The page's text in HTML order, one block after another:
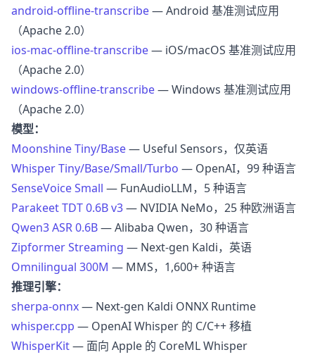
android-offline-transcribe— Android 基准测试应用
（Apache 2.0）
ios-mac-offline-transcribe— iOS/macOS 基准测试应用
（Apache 2.0）
windows-offline-transcribe— Windows 基准测试应用
（Apache 2.0）
模型：
Moonshine Tiny/Base— Useful Sensors，仅英语
Whisper Tiny/Base/Small/Turbo — OpenAI，99 种语言
SenseVoice Small — FunAudioLLM，5 种语言
Parakeet TDT 0.6B v3— NVIDIA NeMo，25 种欧洲语言
Qwen3 ASR 0.6B— Alibaba Qwen，30 种语言
Zipformer Streaming — Next-gen Kaldi，英语
Omnilingual 300M — MMS，1,600+ 种语言
推理引擎：
sherpa-onnx— Next-gen Kaldi ONNX Runtime
whisper.cpp — OpenAI Whisper 的 C/C++ 移植
WhisperKit— 面向 Apple 的 CoreML Whisper